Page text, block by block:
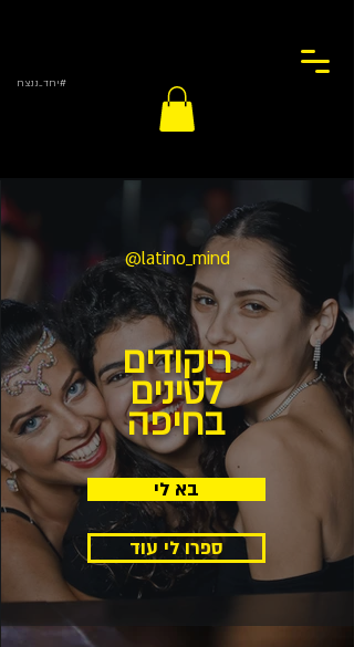
#יחד_ננצח
@latino_mind
ריקודים
לטינים
בחיפה
בא לי
ספרו לי עוד